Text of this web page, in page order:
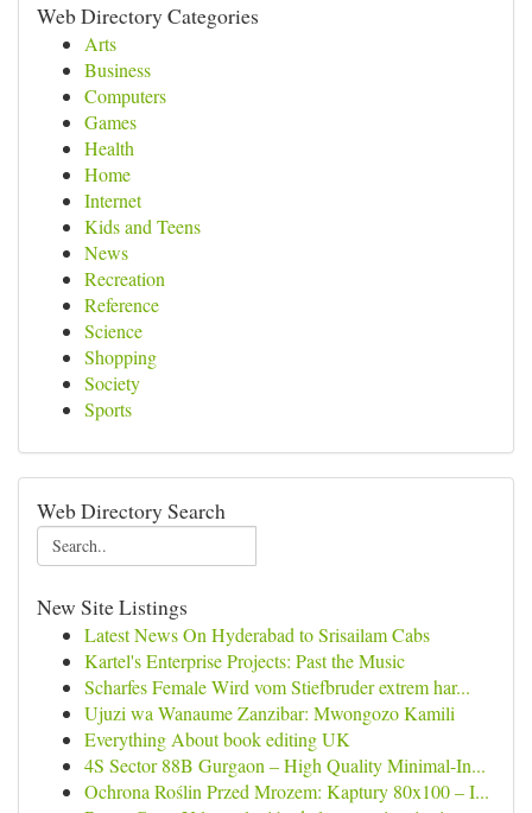
Web Directory Categories
Arts
Business
Computers
Games
Health
Home
Internet
Kids and Teens
News
Recreation
Reference
Science
Shopping
Society
Sports
Web Directory Search
New Site Listings
Latest News On Hyderabad to Srisailam Cabs
Kartel's Enterprise Projects: Past the Music
Scharfes Female Wird vom Stiefbruder extrem har...
Ujuzi wa Wanaume Zanzibar: Mwongozo Kamili
Everything About book editing UK
4S Sector 88B Gurgaon – High Quality Minimal-In...
Ochrona Roślin Przed Mrozem: Kaptury 80x100 – I...